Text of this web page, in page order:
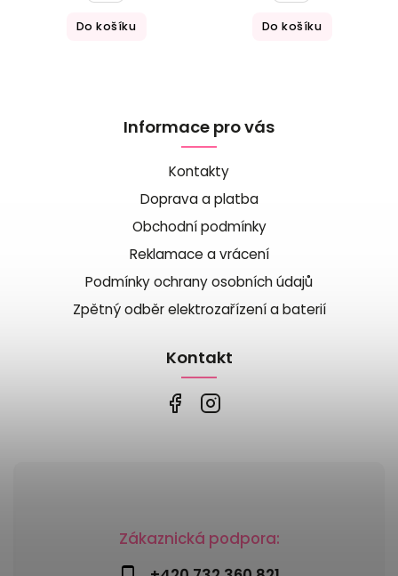
Do košíku Do košíku
Zákaznická podpora:
Informace pro vás
Kontakty
Doprava a platba
Obchodní podmínky
Reklamace a vrácení
Podmínky ochrany osobních údajů
Zpětný odběr elektrozařízení a baterií
Kontakt